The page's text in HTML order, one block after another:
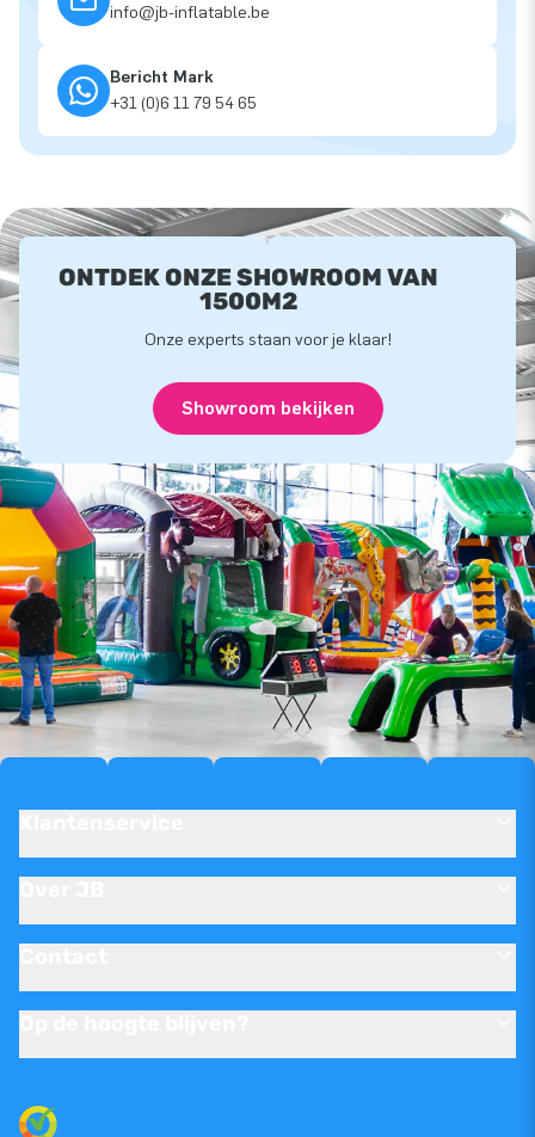
info@jb-inflatable.be
Bericht Mark
+31 (0)6 11 79 54 65
ONTDEK ONZE SHOWROOM VAN
1500M2
Onze experts staan voor je klaar!
Showroom bekijken